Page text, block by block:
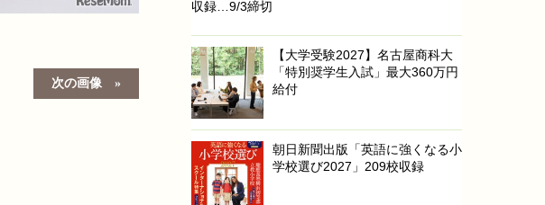
次の画像
収録…9/3締切
【大学受験2027】名古屋商科大
「特別奨学生入試」最大360万円
給付
朝日新聞出版「英語に強くなる小
学校選び2027」209校収録